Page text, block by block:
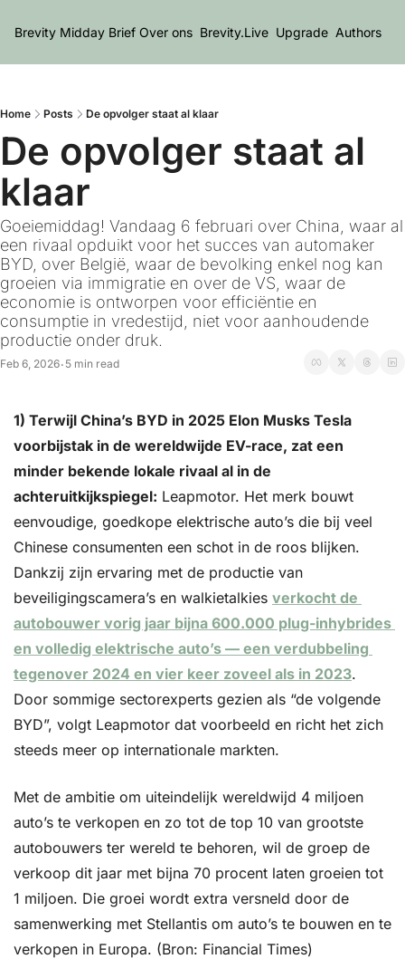
Brevity Midday Brief Over ons Brevity.Live Upgrade Authors
Home Posts De opvolger staat al klaar
De opvolger staat al
klaar
Goeiemiddag! Vandaag 6 februari over China, waar al
een rivaal opduikt voor het succes van automaker
BYD, over België, waar de bevolking enkel nog kan
groeien via immigratie en over de VS, waar de
economie is ontworpen voor efficiëntie en
consumptie in vredestijd, niet voor aanhoudende
productie onder druk.
Feb 6, 2026• 5 min read
1) Terwijl China’s BYD in 2025 Elon Musks Tesla
voorbijstak in de wereldwijde EV-race, zat een
minder bekende lokale rivaal al in de
achteruitkijkspiegel: Leapmotor. Het merk bouwt
eenvoudige, goedkope elektrische auto’s die bij veel
Chinese consumenten een schot in de roos blijken.
Dankzij zijn ervaring met de productie van
beveiligingscamera’s en walkietalkies verkocht de
autobouwer vorig jaar bijna 600.000 plug-inhybrides
en volledig elektrische auto’s — een verdubbeling
tegenover 2024 en vier keer zoveel als in 2023.
Door sommige sectorexperts gezien als “de volgende
BYD”, volgt Leapmotor dat voorbeeld en richt het zich
steeds meer op internationale markten.
Met de ambitie om uiteindelijk wereldwijd 4 miljoen
auto’s te verkopen en zo tot de top 10 van grootste
autobouwers ter wereld te behoren, wil de groep de
verkoop dit jaar met bijna 70 procent laten groeien tot
1 miljoen. Die groei wordt extra versneld door de
samenwerking met Stellantis om auto’s te bouwen en te
verkopen in Europa. (Bron: Financial Times)